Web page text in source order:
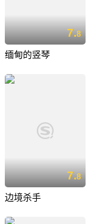
7.8
缅甸的竖琴
7.8
边境杀手